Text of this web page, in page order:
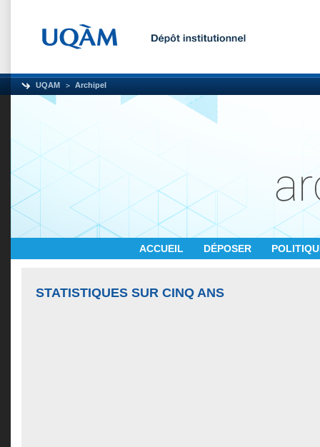
UQAM Archipel
ACCUEIL DÉPOSER
STATISTIQUES SUR CINQ ANS